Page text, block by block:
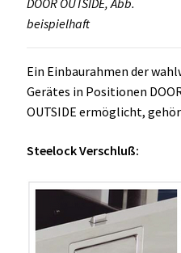
DOOR OUTSIDE, Abb.
beispielhaft
Ein Einbaurahmen der
Gerätes in Positionen
OUTSIDE ermöglicht,
Steelock Verschluß: